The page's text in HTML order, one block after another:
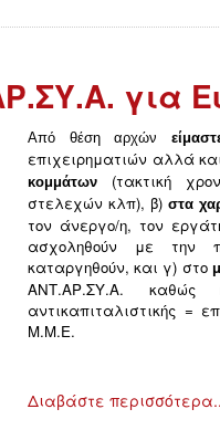
για
Από θέση αρχών
επιχειρηματιών αλλά
κομμάτων (τακτική
στελεχών κλπ), β)στα
τον άνεργο/η, τον
ασχοληθούν με την
καταργηθούν, και γ) στο
ΑΝΤ.ΑΡ.ΣΥ.Α.
αντικαπιταλιστικής =
Μ.Μ.Ε.
Διαβάστε